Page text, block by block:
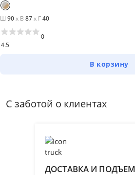
Ш 90x В 87x Г40
4.5
0
В корзину
С заботой о клиентах
ДОСТАВКА И ПОДЪЕМ